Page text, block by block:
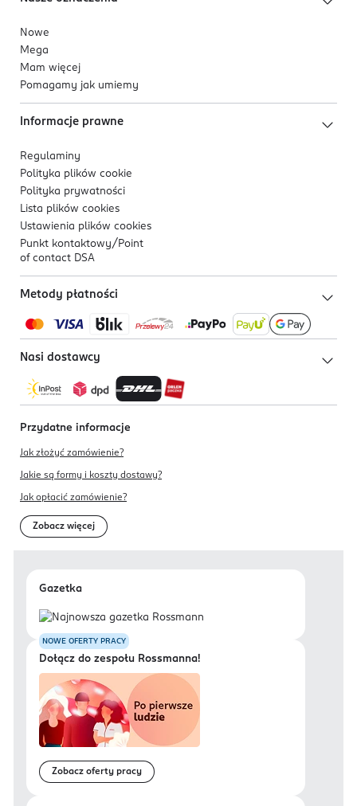
Nowe
Mega
Mam więcej
Pomagamy jak umiemy
Informacje prawne
Regulaminy
Polityka plików cookie
Polityka prywatności
Lista plików cookies
Ustawienia plików cookies
Punkt kontaktowy/ Point
of contact DSA
Metody płatności
Nasi dostawcy
Przydatne informacje
Jak złożyć zamówienie?
Jakie są formy i koszty dostawy?
Jak opłacić zamówienie?
Zobacz więcej
Gazetka
NOWE OFERTY PRACY
Dołącz do zespołu Rossmanna!
Zobacz oferty pracy